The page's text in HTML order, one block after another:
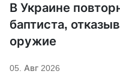
В Украине
баптиста,
оружие
05. Авг 2026